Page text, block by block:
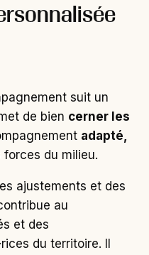
suit un
de bien cerner les
adapté,
forces du milieu.
ajustements et des
au
et des
du territoire. Il